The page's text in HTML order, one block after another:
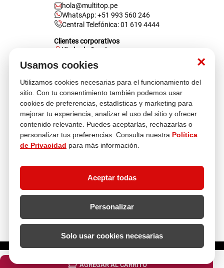
×
Usamos cookies
Utilizamos cookies necesarias para el funcionamiento del
sitio. Con tu consentimiento también podemos usar
cookies de preferencias, estadísticas y marketing para
mejorar tu experiencia, analizar el uso del sitio y ofrecer
contenido relevante. Puedes aceptarlas, rechazarlas o
personalizar tus preferencias. Consulta nuestra Política
de Privacidad para más información.
Aceptar todas
Personalizar
Solo usar cookies necesarias
AGREGAR AL CARRITO
hola@multitop.pe
WhatsApp: +51 993 560 246
Central Telefónica: 01 619 4444
Clientes corporativos
Kimberly Garcia
kgarcia@multitop.pe
Tienda física
Av. Iquitos 670 - 699, La Victoria
L-S: 8:00 a.m. - 6:30 p.m.
Feriados: 9:00 a.m. - 5:00 p.m.
Nosotros
Descubre más